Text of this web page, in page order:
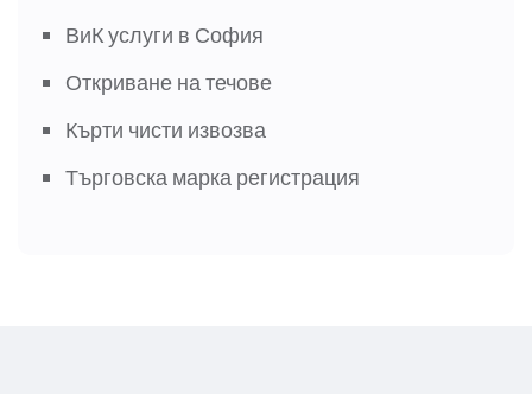
ВиК услуги в София
Откриване на течове
Кърти чисти извозва
Търговска марка регистрация